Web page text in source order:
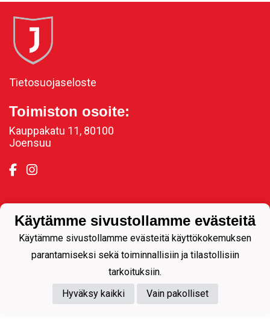
Tietosuojaseloste
Toimiston osoite:
Kauppakatu 11, 80100
Joensuu
Powered by
Käytämme sivustollamme evästeitä
Käytämme sivustollamme evästeitä käyttökokemuksen
parantamiseksi sekä toiminnallisiin ja tilastollisiin
tarkoituksiin.
Hyväksy kaikki
Vain pakolliset